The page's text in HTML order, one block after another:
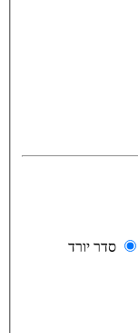
סדר יורד